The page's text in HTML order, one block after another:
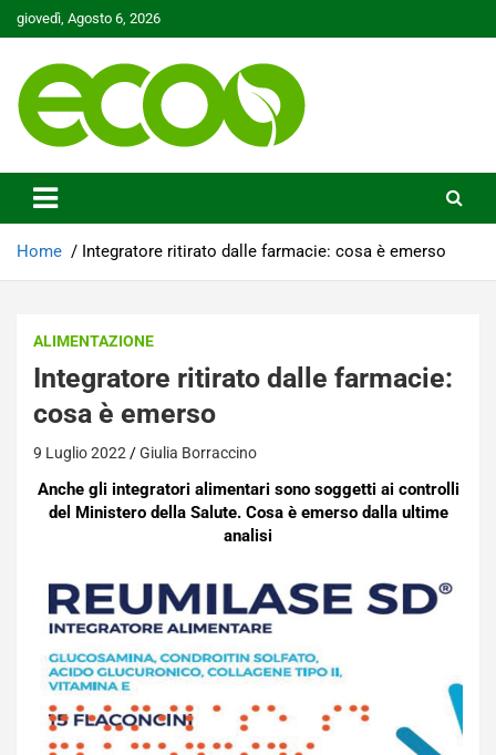
Skip
to
giovedì, Agosto 6, 2026
Ecoo.it
Home Integratore ritirato dalle farmacie: cosa è emerso
ALIMENTAZIONE
Integratore ritirato dalle farmacie:
cosa è emerso
9 Luglio 2022 Giulia Borraccino
Anche gli integratori alimentari sono soggetti ai controlli
del Ministero della Salute. Cosa è emerso dalla ultime
analisi